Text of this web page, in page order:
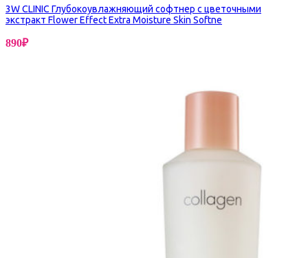
3W CLINIC Глубокоувлажняющий софтнер с цветочными
экстракт Flower Effect Extra Moisture Skin Softne
890₽